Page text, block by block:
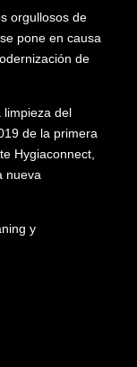
orgullosos de
pone en causa
de
limpieza del
de la primera
Hygiaconnect,
nueva
y